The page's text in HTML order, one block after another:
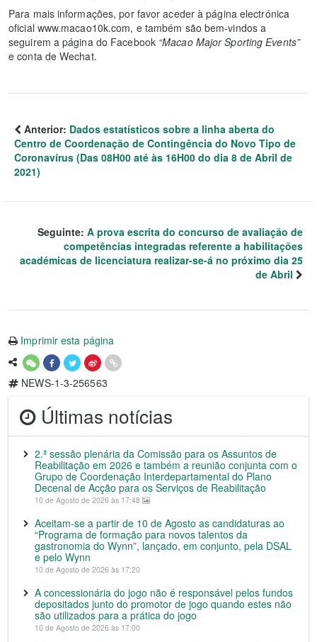
Para mais informações, por favor aceder à página electrónica
oficial www.macao10k.com, e também são bem-vindos a
seguirem a página do Facebook “Macao Major Sporting Events”
e conta de Wechat.
Anterior: Dados estatísticos sobre a linha aberta do
Centro de Coordenação de Contingência do Novo Tipo de
Coronavírus (Das 08H00 até às 16H00 do dia 8 de Abril de
2021)
Seguinte: A prova escrita do concurso de avaliação de
competências integradas referente a habilitações
académicas de licenciatura realizar-se-á no próximo dia 25
de Abril
Imprimir esta página
NEWS-1-3-256563
Últimas notícias
2.ª sessão plenária da Comissão para os Assuntos de
Reabilitação em 2026 e também a reunião conjunta com o
Grupo de Coordenação Interdepartamental do Plano
Decenal de Acção para os Serviços de Reabilitação
10 de Agosto de 2026 às 17:48
Aceitam-se a partir de 10 de Agosto as candidaturas ao
“Programa de formação para novos talentos da
gastronomia do Wynn”, lançado, em conjunto, pela DSAL
e pelo Wynn
10 de Agosto de 2026 às 17:20
A concessionária do jogo não é responsável pelos fundos
depositados junto do promotor de jogo quando estes não
são utilizados para a prática do jogo
10 de Agosto de 2026 às 17:00